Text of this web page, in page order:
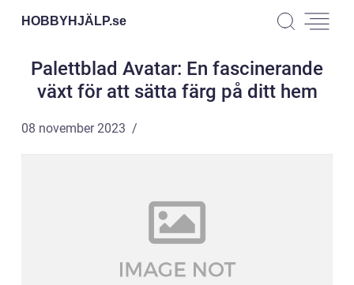
HOBBYHJÄLP.se
Palettblad Avatar: En fascinerande
växt för att sätta färg på ditt hem
08 november 2023